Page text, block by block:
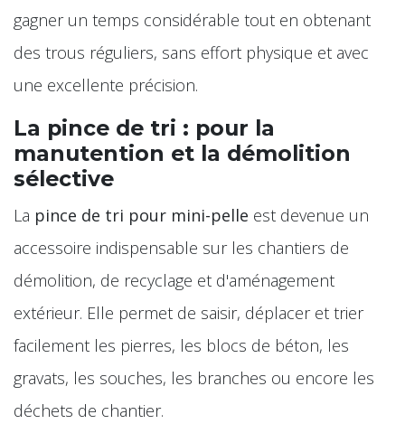
gagner un temps considérable tout en obtenant
des trous réguliers, sans effort physique et avec
une excellente précision.
La pince de tri : pour la
manutention et la démolition
sélective
La pince de tri pour mini-pelle est devenue un
accessoire indispensable sur les chantiers de
démolition, de recyclage et d'aménagement
extérieur. Elle permet de saisir, déplacer et trier
facilement les pierres, les blocs de béton, les
gravats, les souches, les branches ou encore les
déchets de chantier.